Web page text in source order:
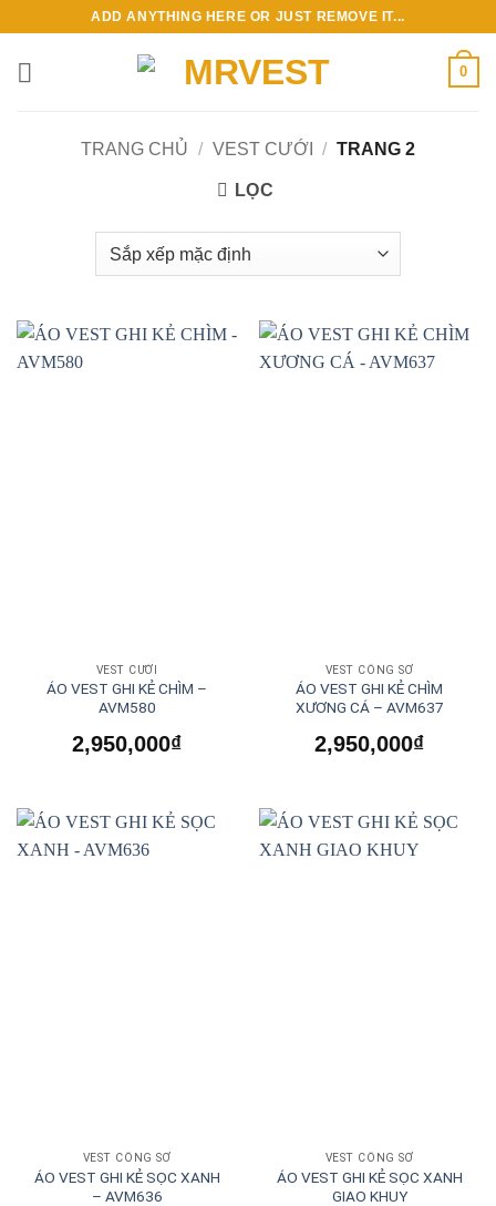
nội
ADD ANYTHING HERE OR JUST REMOVE IT...
0
TRANG CHỦ / VEST CƯỚI / TRANG 2
LỌC
VEST CƯỚI
ÁO VEST GHI KẺ CHÌM –
AVM580
2,950,000₫
VEST CÔNG SỞ
ÁO VEST GHI KẺ CHÌM
XƯƠNG CÁ – AVM637
2,950,000₫
VEST CÔNG SỞ
ÁO VEST GHI KẺ SỌC XANH
– AVM636
VEST CÔNG SỞ
ÁO VEST GHI KẺ SỌC XANH
GIAO KHUY